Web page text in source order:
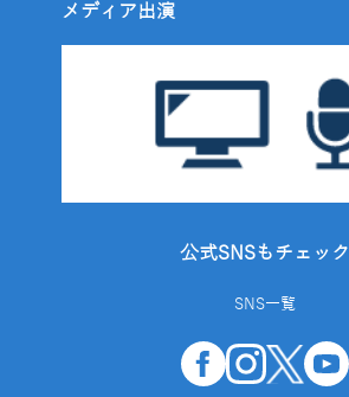
メディア出演
公式SNSもチェック
SNS一覧